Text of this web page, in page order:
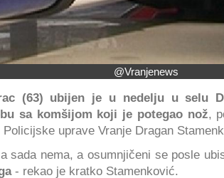
@Vranjenews
(63) ubijen je u nedelju u selu
sa komšijom koji je potegao nož,
Policijske uprave Vranje Dragan
sada nema, a osumnjičeni se posle
- rekao je kratko Stamenković.